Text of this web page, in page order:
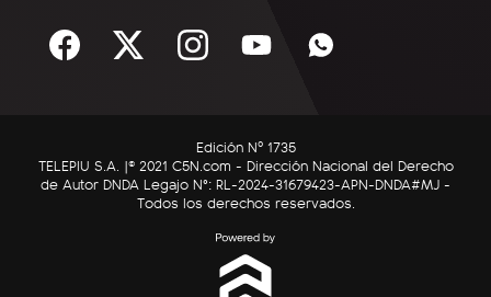
Sociedad
C5N Autos
RatingCero
Términos y condiciones
Edición Nº 1735
TELEPIU S.A. |© 2021 C5N.com - Dirección Nacional del Derecho
de Autor DNDA Legajo N°: RL-2024-31679423-APN-DNDA#MJ -
Todos los derechos reservados.